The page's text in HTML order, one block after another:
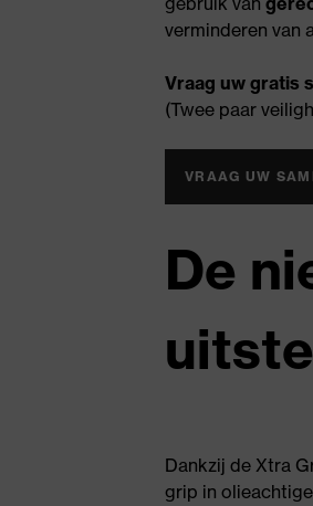
verminderen van
Vraag uw gratis
(Twee paar
VRAAG UW
De
Dankzij de Xtra
grip in